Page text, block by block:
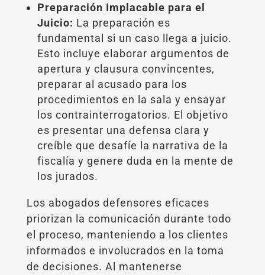
Preparación Implacable para el
Juicio: La preparación es
fundamental si un caso llega a juicio.
Esto incluye elaborar argumentos de
apertura y clausura convincentes,
preparar al acusado para los
procedimientos en la sala y ensayar
los contrainterrogatorios. El objetivo
es presentar una defensa clara y
creíble que desafíe la narrativa de la
fiscalía y genere duda en la mente de
los jurados.
Los abogados defensores eficaces
priorizan la comunicación durante todo
el proceso, manteniendo a los clientes
informados e involucrados en la toma
de decisiones. Al mantenerse